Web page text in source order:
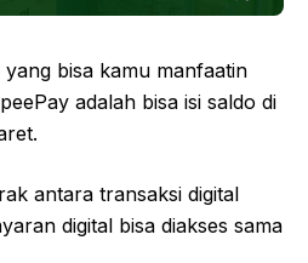
bisa kamu manfaatin
adalah bisa isi saldo di
antara transaksi digital
digital bisa diakses sama